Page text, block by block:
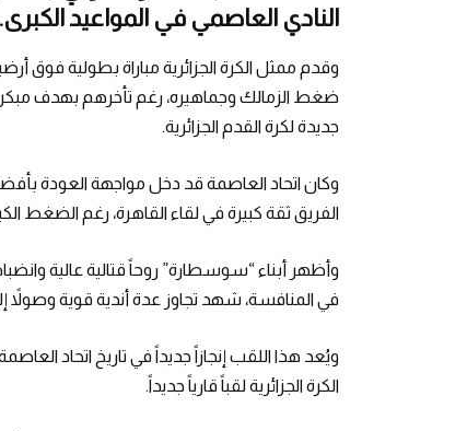
النادي العاصمي في المواعيد الكبرى.
وقدم ممثل الكرة الجزائرية مباراة بطولية فوق
ضغط الزمالك وجماهيره، رغم تأخرهم بهدف مبكر،
جديدة لكرة القدم الجزائرية.
الفريق ثقة كبيرة في لقاء القاهرة، رغم الضغط
وأظهر أبناء “سوسطارة” روحاً قتالية عالية
في المنافسة، شهد تجاوز عدة أندية قوية وصولاً
ويُعد هذا اللقب إنجازاً جديداً في تاريخ اتحاد
الكرة الجزائرية لقباً قارياً جديداً.